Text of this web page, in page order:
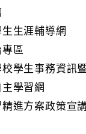
生涯輔導網
區
學生事務資訊
學習網
進方案政策宣